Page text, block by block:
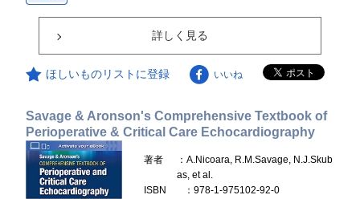
詳しく見る
ほしいものリストに登録 いいね
Savage & Aronson's Comprehensive Textbook of
Perioperative & Critical Care Echocardiography
著者
：A.Nicoara, R.M.Savage, N.J.Skub
as, et al.
ISBN
：978-1-975102-92-0